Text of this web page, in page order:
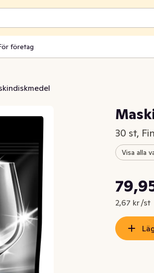
företag
30 st,
Visa alla
2,67 kr /st
Styckpris: